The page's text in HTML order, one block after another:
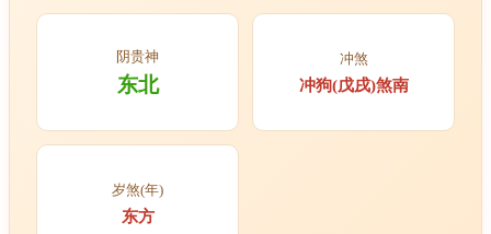
阴贵神
东北
冲煞
冲狗(戊戌)煞南
岁煞(年)
东方